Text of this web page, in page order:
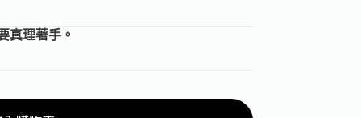
真理著手。